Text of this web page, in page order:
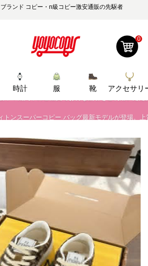
ランド コピー・n級コピー激安通販の先駆者
0
時計 服 靴 アクセサリ
中！期間中のご注文でお得な割引をご利用いただ
中！期間中のご注文でお得な割引をご利用いただ
トンスーパーコピー バッグ最新モデルが登場。